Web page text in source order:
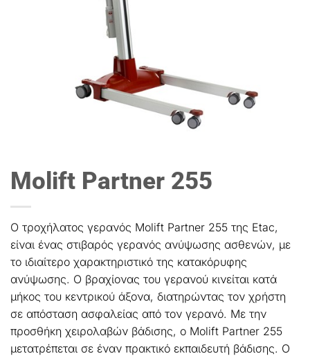
Molift Partner 255
Ο τροχήλατος γερανός Molift Partner 255 της Etac,
είναι ένας στιβαρός γερανός ανύψωσης ασθενών, με
το ιδιαίτερο χαρακτηριστικό της κατακόρυφης
ανύψωσης. Ο βραχίονας του γερανού κινείται κατά
μήκος του κεντρικού άξονα, διατηρώντας τον χρήστη
σε απόσταση ασφαλείας από τον γερανό. Με την
προσθήκη χειρολαβών βάδισης, ο Molift Partner 255
μετατρέπεται σε έναν πρακτικό εκπαιδευτή βάδισης. Ο